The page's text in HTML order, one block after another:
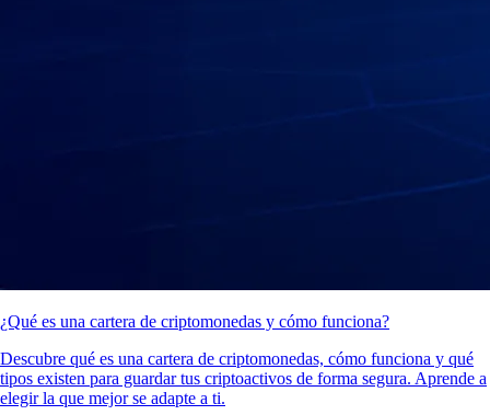
¿Qué es una cartera de criptomonedas y cómo funciona?
Descubre qué es una cartera de criptomonedas, cómo funciona y qué
tipos existen para guardar tus criptoactivos de forma segura. Aprende a
elegir la que mejor se adapte a ti.